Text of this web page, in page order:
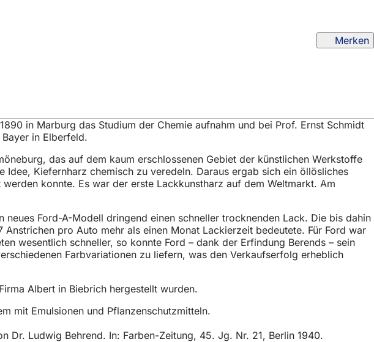
Merken
in Marburg das Studium der Chemie aufnahm und bei Prof. Ernst Schmidt
in Elberfeld.
das auf dem kaum erschlossenen Gebiet der künstlichen Werkstoffe
Kiefernharz chemisch zu veredeln. Daraus ergab sich ein öllösliches
konnte. Es war der erste Lackkunstharz auf dem Weltmarkt. Am
Ford-A-Modell dringend einen schneller trocknenden Lack. Die bis dahin
pro Auto mehr als einen Monat Lackierzeit bedeutete. Für Ford war
wesentlich schneller, so konnte Ford – dank der Erfindung Berends – sein
Farbvariationen zu liefern, was den Verkaufserfolg erheblich
Albert in Biebrich hergestellt wurden.
mit Emulsionen und Pflanzenschutzmitteln.
Dr. Ludwig Behrend. In: Farben-Zeitung, 45. Jg. Nr. 21, Berlin 1940.